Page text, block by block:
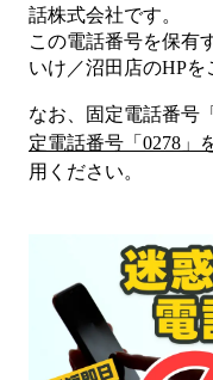
話株式会社です。
この電話番号を保有
いけ／沼田店のHPを
なお、固定電話番号「
定電話番号「 0278 」
用ください。